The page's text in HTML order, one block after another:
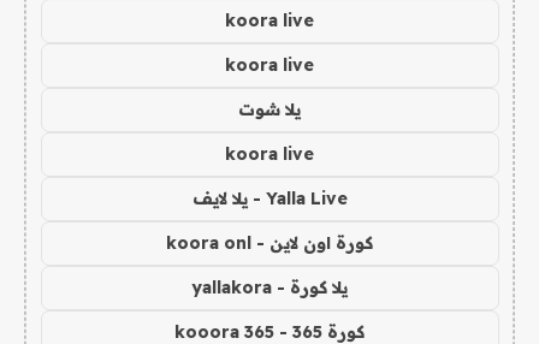
koora live
koora live
يلا شوت
koora live
Yalla Live - يلا لايف
كورة اون لاين - koora onl
يلا كورة - yallakora
كورة 365 - kooora 365